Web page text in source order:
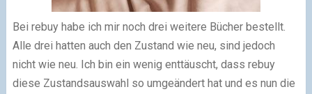
Bei rebuy habe ich mir noch drei weitere Bücher bestellt.
Alle drei hatten auch den Zustand wie neu, sind jedoch
nicht wie neu. Ich bin ein wenig enttäuscht, dass rebuy
diese Zustandsauswahl so umgeändert hat und es nun die